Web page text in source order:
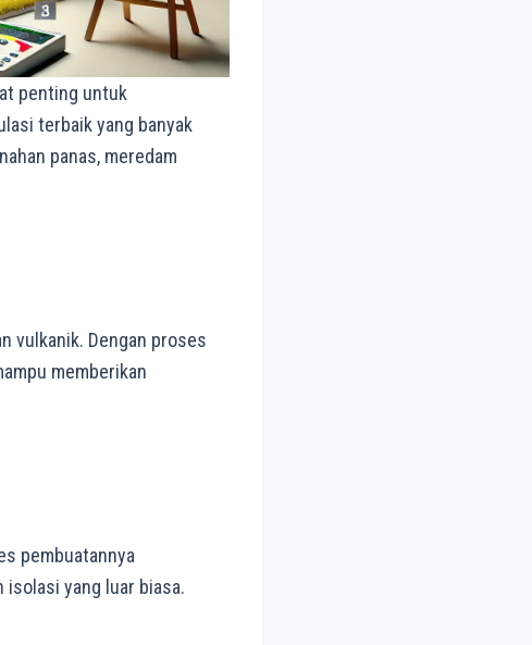
penting untuk
terbaik yang banyak
panas, meredam
vulkanik. Dengan proses
memberikan
pembuatannya
isolasi yang luar biasa.